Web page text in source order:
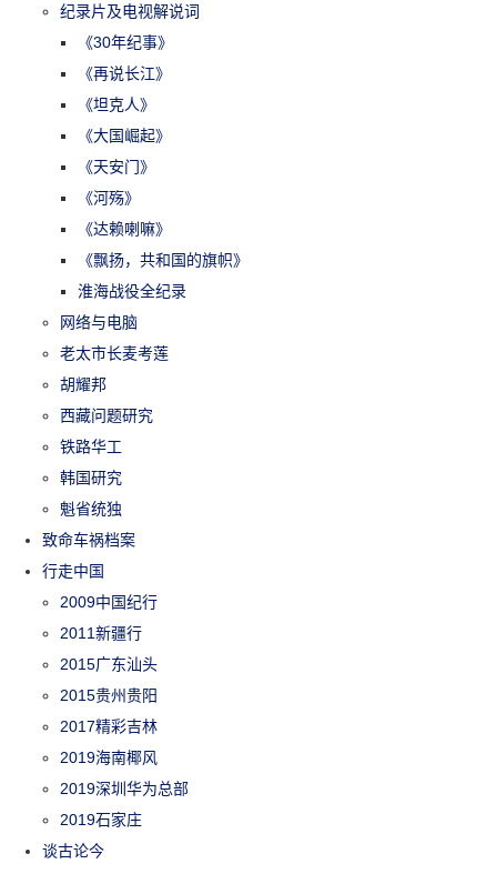
纪录片及电视解说词
《30年纪事》
《再说长江》
《坦克人》
《大国崛起》
《天安门》
《河殇》
《达赖喇嘛》
《飘扬，共和国的旗帜》
淮海战役全纪录
网络与电脑
老太市长麦考莲
胡耀邦
西藏问题研究
铁路华工
韩国研究
魁省统独
致命车祸档案
行走中国
2009中国纪行
2011新疆行
2015广东汕头
2015贵州贵阳
2017精彩吉林
2019海南椰风
2019深圳华为总部
2019石家庄
谈古论今